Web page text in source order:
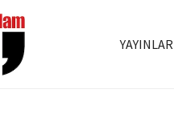
YAYINLAR